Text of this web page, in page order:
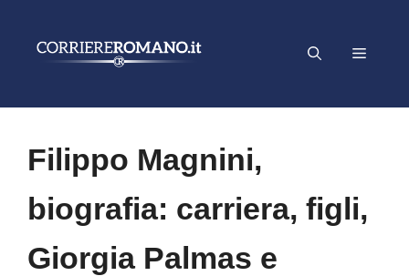
Menu
Filippo Magnini,
biografia: carriera, figli,
Giorgia Palmas e